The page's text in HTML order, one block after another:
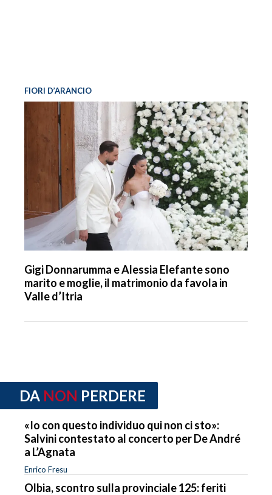
FIORI D’ARANCIO
Gigi Donnarumma e Alessia Elefante sono
marito e moglie, il matrimonio da favola in
Valle d’Itria
DA NON PERDERE
«Io con questo individuo qui non ci sto»:
Salvini contestato al concerto per De André
a L’Agnata
Enrico Fresu
Olbia, scontro sulla provinciale 125: feriti